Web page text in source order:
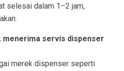
selesai dalam 1–2 jam,
menerima servis dispenser
merek dispenser seperti